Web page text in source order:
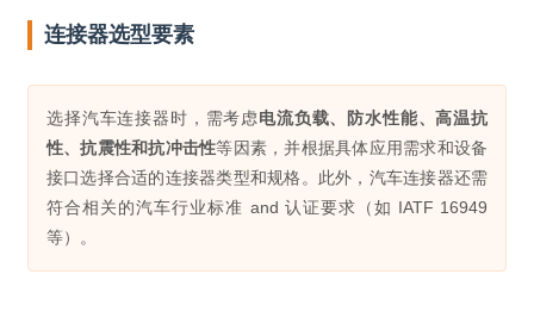
连接器选型要素
选择汽车连接器时，需考虑电流负载、防水性能、高温抗
性、抗震性和抗冲击性等因素，并根据具体应用需求和设备
接口选择合适的连接器类型和规格。此外，汽车连接器还需
符合相关的汽车行业标准 and 认证要求（如 IATF 16949
等）。